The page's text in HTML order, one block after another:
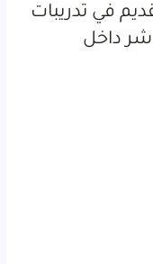
في تدريبات
داخل